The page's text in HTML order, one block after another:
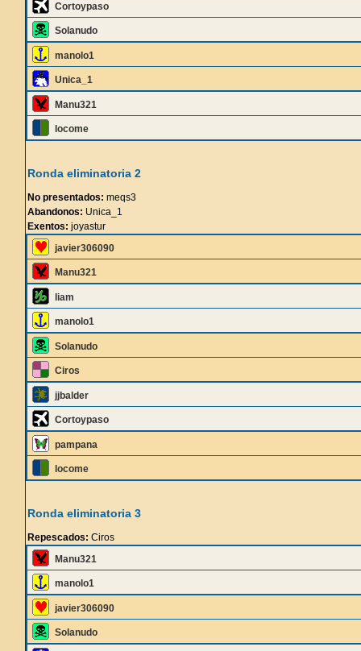
Cortoypaso
Solanudo
manolo1
Unica_1
Manu321
locome
Ronda eliminatoria 2
No presentados: meqs3
Abandonos: Unica_1
Exentos: joyastur
javier306090
Manu321
liam
manolo1
Solanudo
Ciros
jjbalder
Cortoypaso
pampana
locome
Ronda eliminatoria 3
Repescados: Ciros
Manu321
manolo1
javier306090
Solanudo